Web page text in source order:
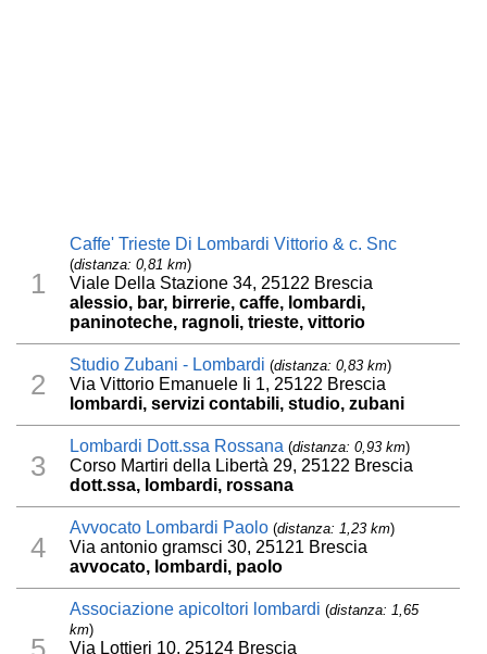
1
Caffe' Trieste Di Lombardi Vittorio & c. Snc
(distanza: 0,81 km)
Viale Della Stazione 34, 25122 Brescia
alessio, bar, birrerie, caffe, lombardi,
paninoteche, ragnoli, trieste, vittorio
2
Studio Zubani - Lombardi (distanza: 0,83 km)
Via Vittorio Emanuele Ii 1, 25122 Brescia
lombardi, servizi contabili, studio, zubani
3
Lombardi Dott.ssa Rossana (distanza: 0,93 km)
Corso Martiri della Libertà 29, 25122 Brescia
dott.ssa, lombardi, rossana
4
Avvocato Lombardi Paolo (distanza: 1,23 km)
Via antonio gramsci 30, 25121 Brescia
avvocato, lombardi, paolo
Associazione apicoltori lombardi (distanza: 1,65
km)
Via Lottieri 10, 25124 Brescia